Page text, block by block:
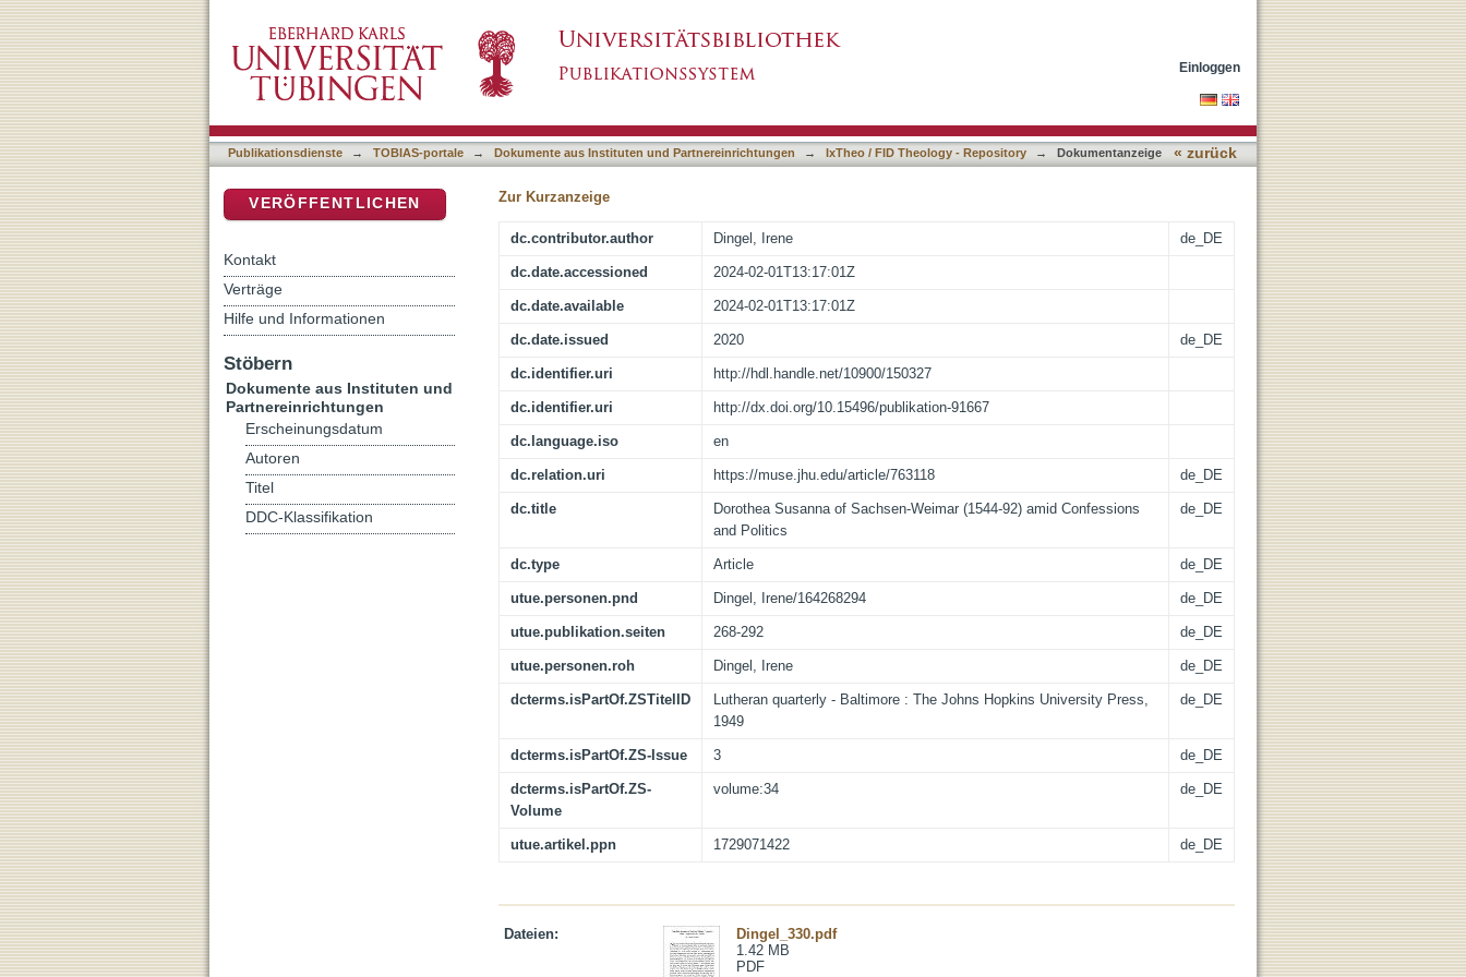
Einloggen
Publikationsdienste → TOBIAS-portale → Dokumente aus Instituten und Partnereinrichtungen → IxTheo / FID Theology - Repository → Dokumentanzeige « zurück
Zur Kurzanzeige
dc.contributor.author Dingel, Irene de_DE
dc.date.accessioned 2024-02-01T13:17:01Z
dc.date.available 2024-02-01T13:17:01Z
dc.date.issued 2020 de_DE
dc.identifier.uri http://hdl.handle.net/10900/150327
dc.identifier.uri http://dx.doi.org/10.15496/publikation-91667
dc.language.iso en
dc.relation.uri https://muse.jhu.edu/article/763118 de_DE
dc.title
Dorothea Susanna of Sachsen-Weimar (1544-92) amid Confessions
and Politics
de_DE
dc.type Article de_DE
utue.personen.pnd Dingel, Irene/164268294 de_DE
utue.publikation.seiten 268-292 de_DE
utue.personen.roh Dingel, Irene de_DE
dcterms.isPartOf.ZSTitelID
Lutheran quarterly - Baltimore : The Johns Hopkins University Press,
1949
de_DE
dcterms.isPartOf.ZS-Issue 3 de_DE
dcterms.isPartOf.ZS-
Volume
volume:34 de_DE
utue.artikel.ppn 1729071422 de_DE
Dateien:
Dingel_330.pdf
1.42 MB
PDF
VERÖFFENTLICHEN
Kontakt
Verträge
Hilfe und Informationen
Stöbern
Dokumente aus Instituten und
Partnereinrichtungen
Erscheinungsdatum
Autoren
Titel
DDC-Klassifikation